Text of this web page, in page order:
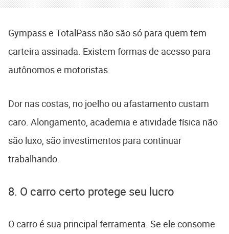
Gympass e TotalPass não são só para quem tem
carteira assinada. Existem formas de acesso para
autônomos e motoristas.
Dor nas costas, no joelho ou afastamento custam
caro. Alongamento, academia e atividade física não
são luxo, são investimentos para continuar
trabalhando.
8. O carro certo protege seu lucro
O carro é sua principal ferramenta. Se ele consome